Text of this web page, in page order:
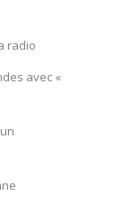
radio
avec «